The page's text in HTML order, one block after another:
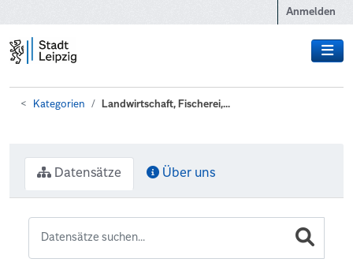
Anmelden
Kategorien Landwirtschaft, Fischerei,...
Datensätze Über uns